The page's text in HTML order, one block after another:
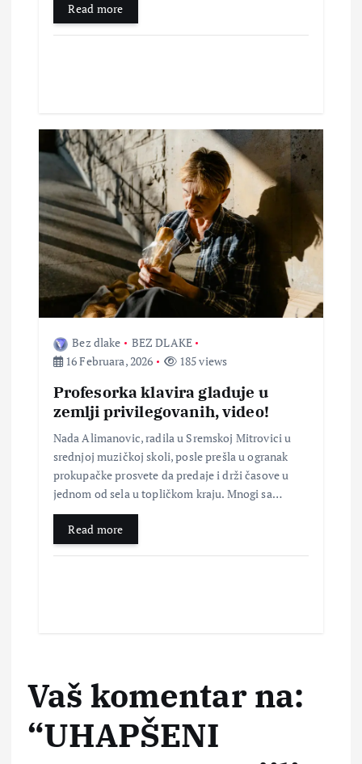
Read more
Bez dlake
BEZ DLAKE
16 Februara, 2026
185 views
Profesorka klavira gladuje u
zemlji privilegovanih, video!
Nada Alimanovic, radila u Sremskoj Mitrovici u
srednjoj muzičkoj skoli, posle prešla u ogranak
prokupačke prosvete da predaje i drži časove u
jednom od sela u topličkom kraju. Mnogi sa…
Read more
Vaš komentar na:
“UHAPŠENI